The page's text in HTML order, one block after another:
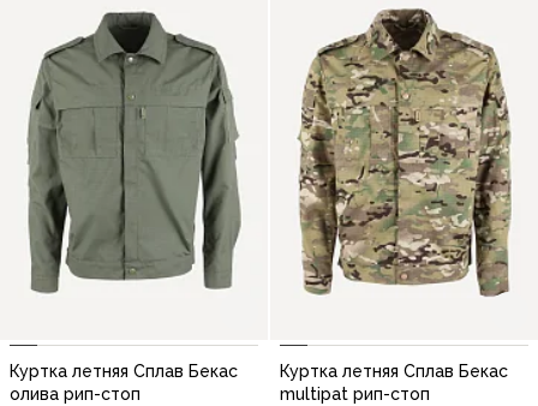
Куртка летняя Сплав Бекас
олива рип-стоп
Куртка летняя Сплав Бекас
multipat рип-стоп